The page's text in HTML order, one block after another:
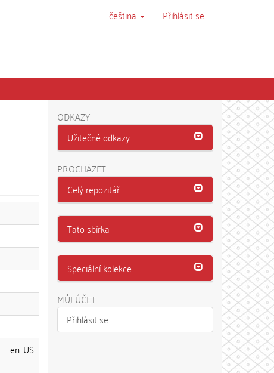
čeština Přihlásit se
en_US
ODKAZY
Užitečné odkazy
PROCHÁZET
Celý repozitář
Tato sbírka
Speciální kolekce
MŮJ ÚČET
Přihlásit se